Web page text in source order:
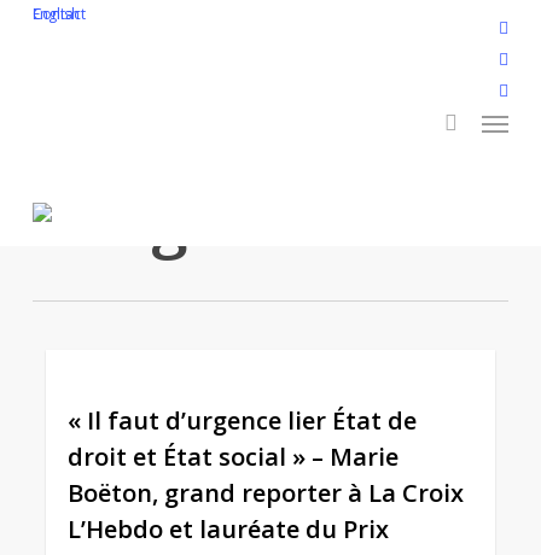
English
Contact
search
Menu
indignité
« Il faut d’urgence lier État de
droit et État social » – Marie
Boëton, grand reporter à La Croix
L’Hebdo et lauréate du Prix